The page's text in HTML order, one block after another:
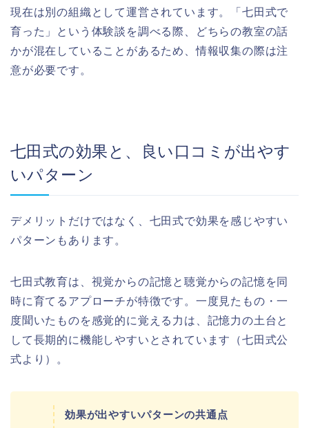
現在は別の組織として運営されています。「七田式で
育った」という体験談を調べる際、どちらの教室の話
かが混在していることがあるため、情報収集の際は注
意が必要です。
七田式の効果と、良い口コミが出やす
いパターン
デメリットだけではなく、七田式で効果を感じやすい
パターンもあります。
七田式教育は、視覚からの記憶と聴覚からの記憶を同
時に育てるアプローチが特徴です。一度見たもの・一
度聞いたものを感覚的に覚える力は、記憶力の土台と
して長期的に機能しやすいとされています（七田式公
式より）。
効果が出やすいパターンの共通点